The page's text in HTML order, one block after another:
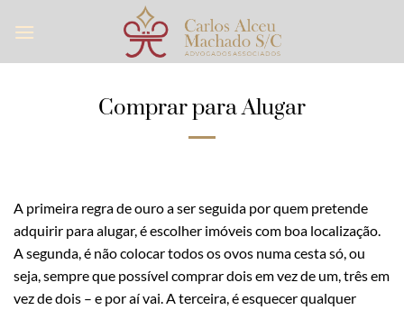
Comprar para Alugar
A primeira regra de ouro a ser seguida por quem pretende
adquirir para alugar, é escolher imóveis com boa localização.
A segunda, é não colocar todos os ovos numa cesta só, ou
seja, sempre que possível comprar dois em vez de um, três em
vez de dois – e por aí vai. A terceira, é esquecer qualquer